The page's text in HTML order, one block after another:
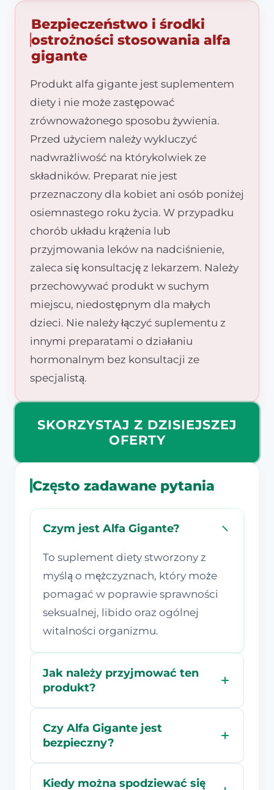
Bezpieczeństwo i środki
ostrożności stosowania alfa
gigante
Produkt alfa gigante jest suplementem
diety i nie może zastępować
zrównoważonego sposobu żywienia.
Przed użyciem należy wykluczyć
nadwrażliwość na którykolwiek ze
składników. Preparat nie jest
przeznaczony dla kobiet ani osób poniżej
osiemnastego roku życia. W przypadku
chorób układu krążenia lub
przyjmowania leków na nadciśnienie,
zaleca się konsultację z lekarzem. Należy
przechowywać produkt w suchym
miejscu, niedostępnym dla małych
dzieci. Nie należy łączyć suplementu z
innymi preparatami o działaniu
hormonalnym bez konsultacji ze
specjalistą.
SKORZYSTAJ Z DZISIEJSZEJ
OFERTY
Często zadawane pytania
Czym jest Alfa Gigante?
To suplement diety stworzony z
myślą o mężczyznach, który może
pomagać w poprawie sprawności
seksualnej, libido oraz ogólnej
witalności organizmu.
Jak należy przyjmować ten
produkt?
Czy Alfa Gigante jest
bezpieczny?
Kiedy można spodziewać się